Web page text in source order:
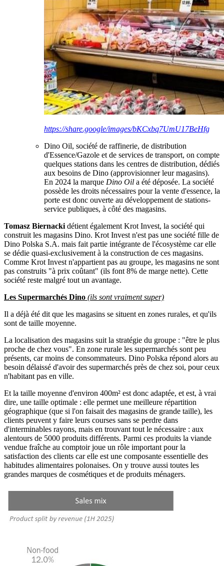
https://share.google/images/bKCxbq7UmU17BeHfg
Dino Oil, société de raffinerie, de distribution
d'Essence/Gazole et de services de transport, on compte
quelques stations dans les centres de distribution, dédiés
aux besoins de Dino (approvisionner leur magasins).
En 2024 la marque Dino Oil a été déposée. La société
possède les droits nécessaires pour la vente d'essence, la
porte est donc ouverte au développement de stations-
service publiques, à côté des magasins.
Tomasz Biernacki détient également Krot Invest, la société qui
construit les magasins Dino. Krot Invest n'est pas une société fille de
Dino Polska S.A. mais fait partie intégrante de l'écosystème car elle
se dédie quasi-exclusivement à la construction de ces magasins.
Comme Krot Invest n'appartient pas au groupe, les magasins ne sont
pas construits "à prix coûtant" (ils font 8% de marge nette). Cette
société reste malgré tout un avantage.
Les Supermarchés Dino (ils sont vraiment super)
Il a déjà été dit que les magasins se situent en zones rurales, et qu'ils
sont de taille moyenne.
La localisation des magasins suit la stratégie du groupe : "être le plus
proche de chez vous". En zone rurale les supermarchés sont peu
présents, car moins de consommateurs. Dino Polska répond alors au
besoin délaissé d'avoir des supermarchés près de chez soi, pour ceux
n'habitant pas en ville.
Et la taille moyenne d'environ 400m² est donc adaptée, et est, à vrai
dire, une taille optimale : elle permet une meilleure répartition
géographique (que si l'on faisait des magasins de grande taille), les
clients peuvent y faire leurs courses sans se perdre dans
d'interminables rayons, mais en trouvant tout le nécessaire : aux
alentours de 5000 produits différents. Parmi ces produits la viande
vendue fraîche au comptoir joue un rôle important pour la
satisfaction des clients car elle est une composante essentielle des
habitudes alimentaires polonaises. On y trouve aussi toutes les
grandes marques de cosmétiques et de produits ménagers.